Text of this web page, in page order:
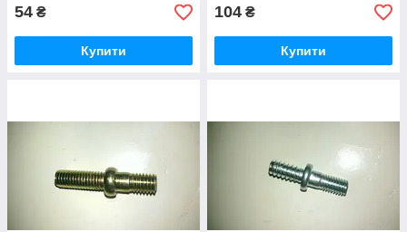
54 ₴
Купити
104 ₴
Купити